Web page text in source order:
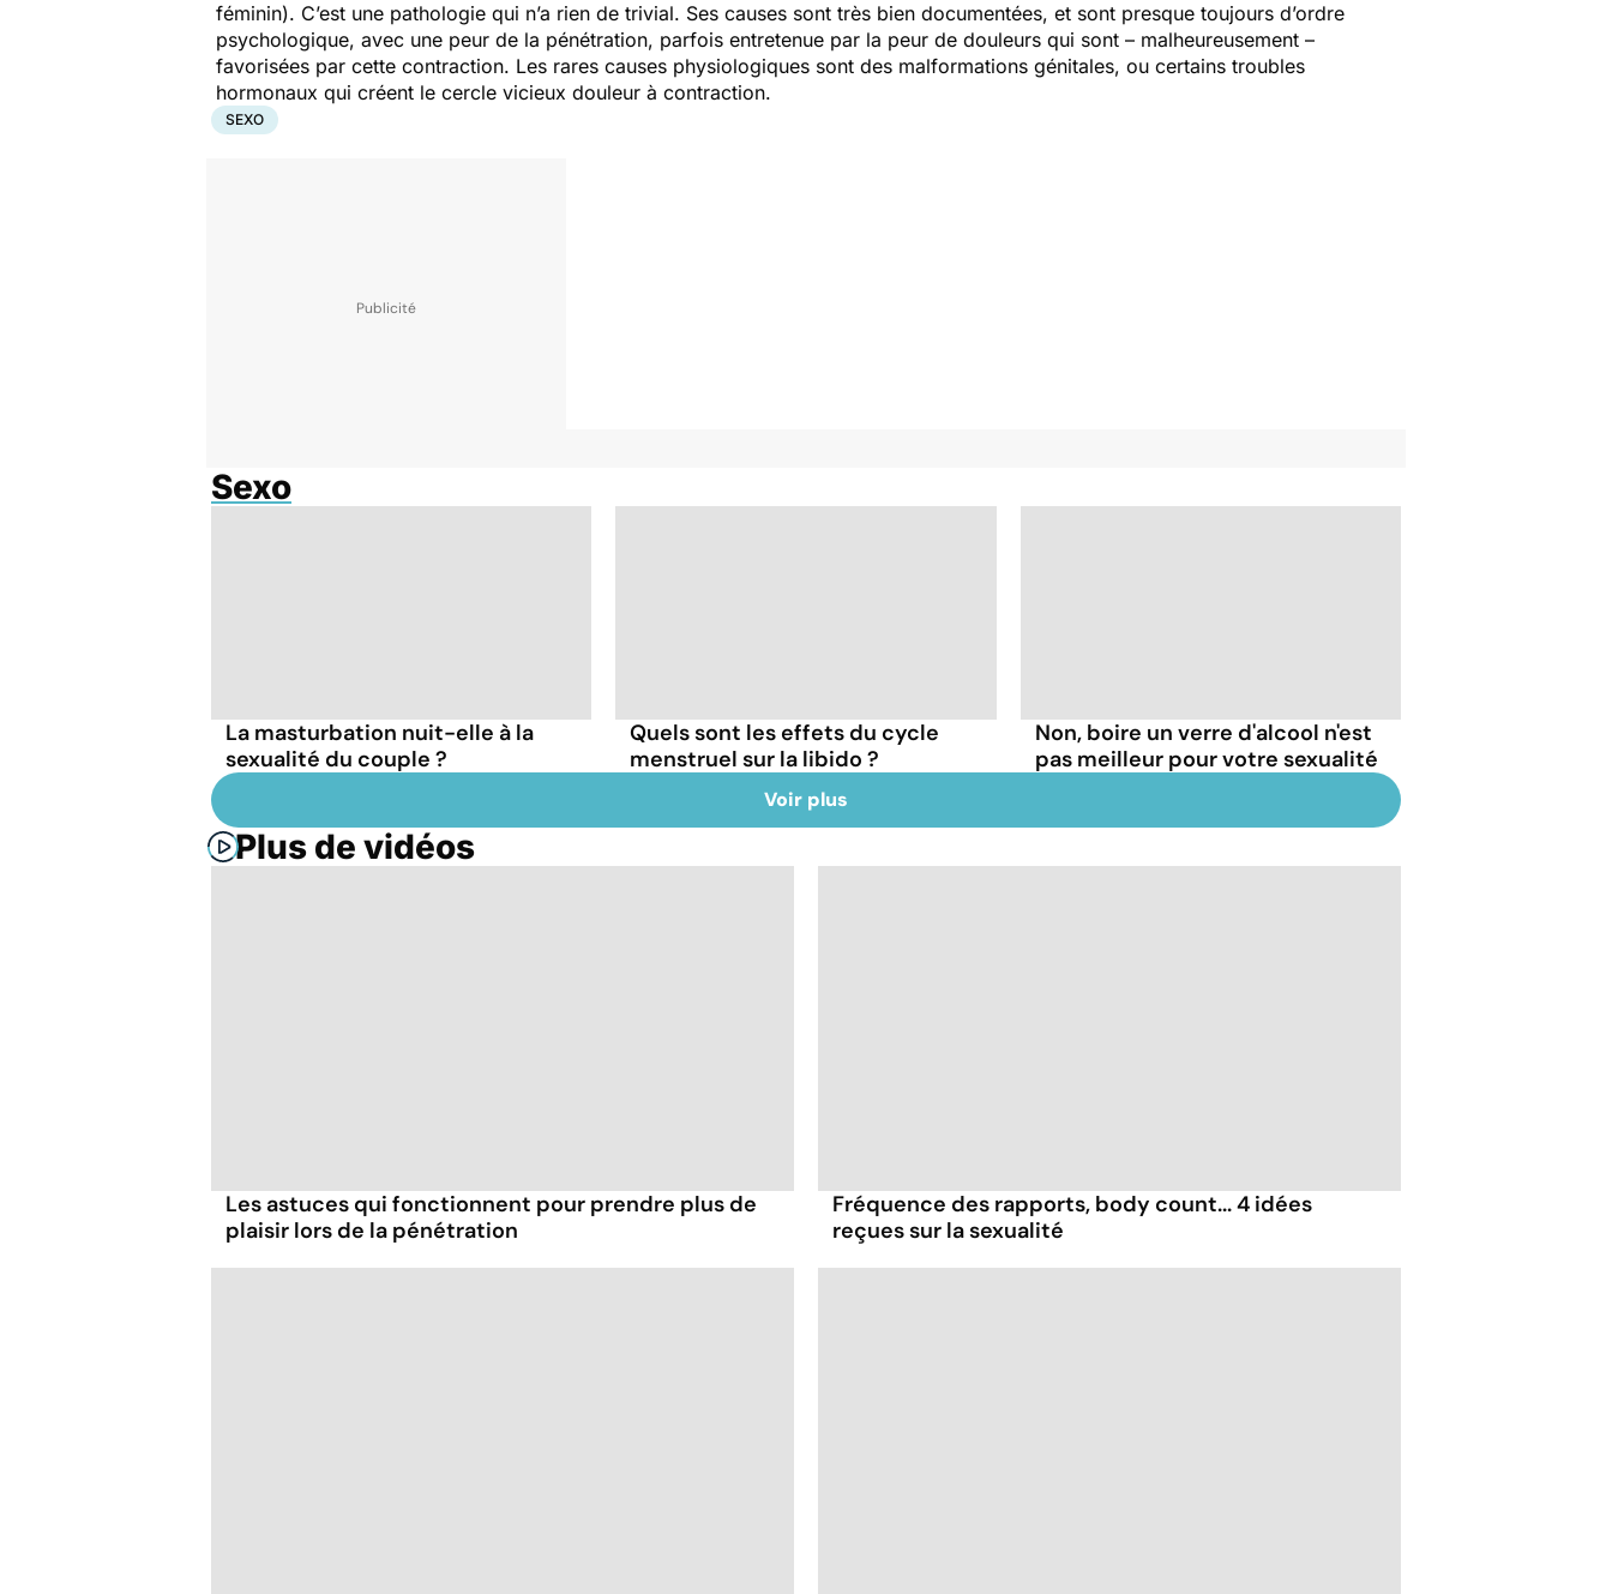
féminin). C’est une pathologie qui n’a rien de trivial. Ses causes sont très bien documentées, et sont presque toujours d’ordre
psychologique, avec une peur de la pénétration, parfois entretenue par la peur de douleurs qui sont – malheureusement –
favorisées par cette contraction. Les rares causes physiologiques sont des malformations génitales, ou certains troubles
hormonaux qui créent le cercle vicieux douleur à contraction.
SEXO
Sexo
La masturbation nuit-elle à la
sexualité du couple ?
Quels sont les effets du cycle
menstruel sur la libido ?
Non, boire un verre d'alcool n'est
pas meilleur pour votre sexualité
Voir plus
Plus de vidéos
Les astuces qui fonctionnent pour prendre plus de
plaisir lors de la pénétration
Fréquence des rapports, body count... 4 idées
reçues sur la sexualité